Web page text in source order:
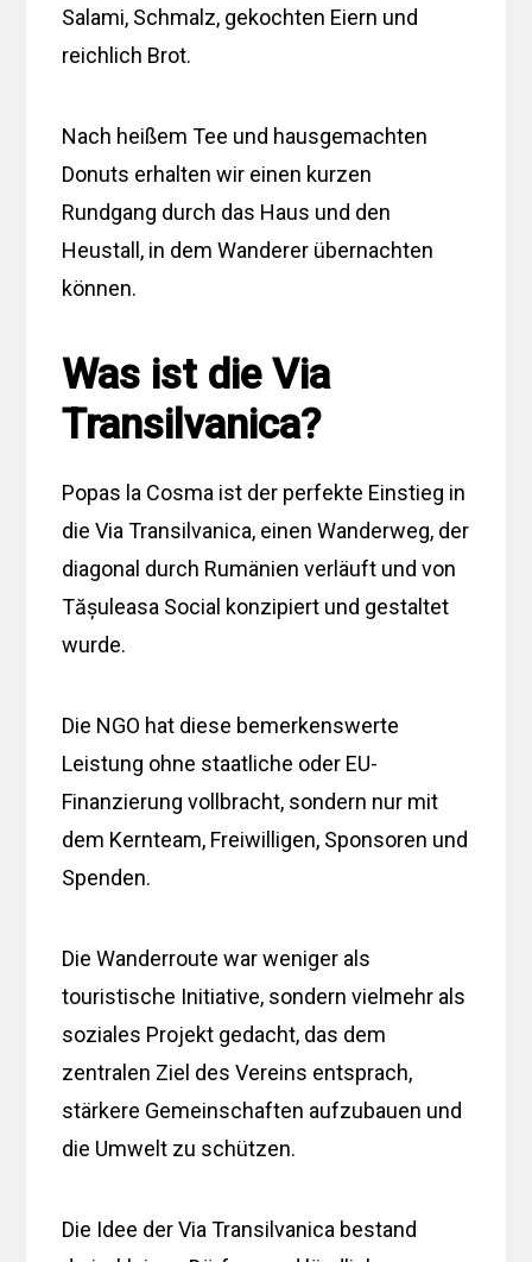
Salami, Schmalz, gekochten Eiern und
reichlich Brot.
Nach heißem Tee und hausgemachten
Donuts erhalten wir einen kurzen
Rundgang durch das Haus und den
Heustall, in dem Wanderer übernachten
können.
Was ist die Via
Transilvanica?
Popas la Cosma ist der perfekte Einstieg in
die Via Transilvanica, einen Wanderweg, der
diagonal durch Rumänien verläuft und von
Tășuleasa Social konzipiert und gestaltet
wurde.
Die NGO hat diese bemerkenswerte
Leistung ohne staatliche oder EU-
Finanzierung vollbracht, sondern nur mit
dem Kernteam, Freiwilligen, Sponsoren und
Spenden.
Die Wanderroute war weniger als
touristische Initiative, sondern vielmehr als
soziales Projekt gedacht, das dem
zentralen Ziel des Vereins entsprach,
stärkere Gemeinschaften aufzubauen und
die Umwelt zu schützen.
Die Idee der Via Transilvanica bestand